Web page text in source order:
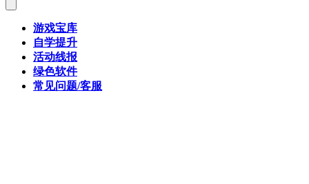
游戏宝库
自学提升
活动线报
绿色软件
常见问题/客服